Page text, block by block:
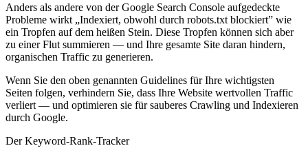
Anders als andere von der Google Search Console aufgedeckte
Probleme wirkt „Indexiert, obwohl durch robots.txt blockiert” wie
ein Tropfen auf dem heißen Stein. Diese Tropfen können sich aber
zu einer Flut summieren — und Ihre gesamte Site daran hindern,
organischen Traffic zu generieren.
Wenn Sie den oben genannten Guidelines für Ihre wichtigsten
Seiten folgen, verhindern Sie, dass Ihre Website wertvollen Traffic
verliert — und optimieren sie für sauberes Crawling und Indexieren
durch Google.
Der Keyword-Rank-Tracker